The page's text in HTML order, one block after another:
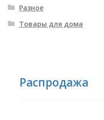
Разное
Товары для дома
Распродажа